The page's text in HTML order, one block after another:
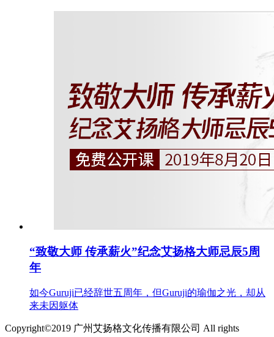
“致敬大师 传承薪火”纪念艾扬格大师忌辰5周
年
如今Guruji已经辞世五周年，但Guruji的瑜伽之光，却从
来未因躯体
Copyright©2019 广州艾扬格文化传播有限公司 All rights